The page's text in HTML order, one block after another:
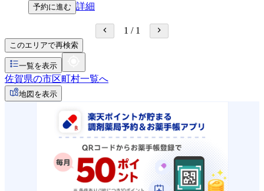
予約に進む 詳細
1 / 1
このエリアで再検索
一覧を表示
佐賀県の市区町村一覧へ
地図を表示